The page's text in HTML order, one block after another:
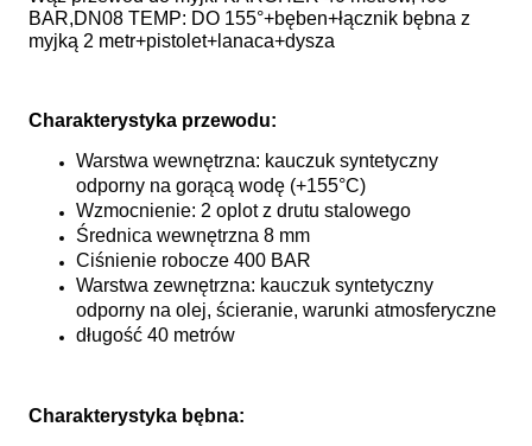
BAR,DN08 TEMP: DO 155°+bęben+łącznik bębna z
myjką 2 metr+pistolet+lanaca+dysza
Charakterystyka przewodu:
Warstwa wewnętrzna: kauczuk syntetyczny
odporny na gorącą wodę (+155°C)
Wzmocnienie: 2 oplot z drutu stalowego
Średnica wewnętrzna 8 mm
Ciśnienie robocze 400 BAR
Warstwa zewnętrzna: kauczuk syntetyczny
odporny na olej, ścieranie, warunki atmosferyczne
długość 40 metrów
Charakterystyka bębna: